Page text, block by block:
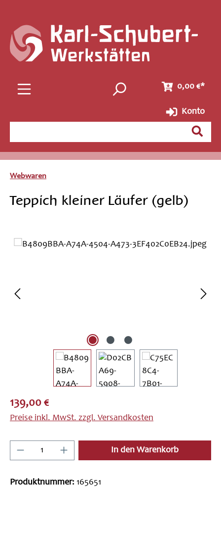
0,00 €*
Konto
Webwaren
Teppich kleiner Läufer (gelb)
Bildergalerie überspringen
Regulärer Preis:
139,00 €
Preise inkl. MwSt. zzgl. Versandkosten
Produkt Anzahl: Gib den gewünschten Wert
In den Warenkorb
Produktnummer: 165651